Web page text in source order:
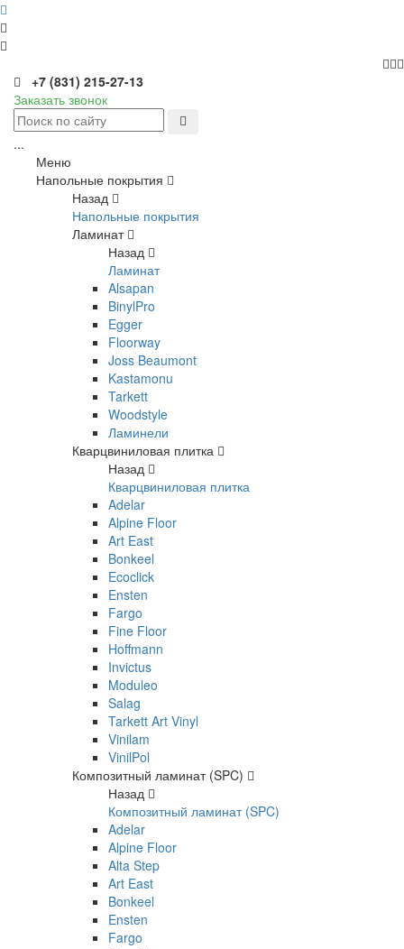
+7 (831) 215-27-13
Заказать звонок
...
Меню
Напольные покрытия
Назад
Напольные покрытия
Ламинат
Назад
Ламинат
Alsapan
BinylPro
Egger
Floorway
Joss Beaumont
Kastamonu
Tarkett
Woodstyle
Ламинели
Кварцвиниловая плитка
Назад
Кварцвиниловая плитка
Adelar
Alpine Floor
Art East
Bonkeel
Ecoclick
Ensten
Fargo
Fine Floor
Hoffmann
Invictus
Moduleo
Salag
Tarkett Art Vinyl
Vinilam
VinilPol
Композитный ламинат (SPC)
Назад
Композитный ламинат (SPC)
Adelar
Alpine Floor
Alta Step
Art East
Bonkeel
Ensten
Fargo